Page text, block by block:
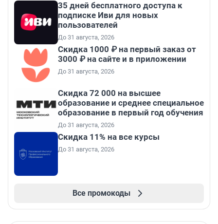
35 дней бесплатного доступа к
подписке Иви для новых
пользователей
До 31 августа, 2026
Скидка 1000 ₽ на первый заказ от
3000 ₽ на сайте и в приложении
До 31 августа, 2026
Скидка 72 000 на высшее
образование и среднее специальное
образование в первый год обучения
До 31 августа, 2026
Скидка 11% на все курсы
До 31 августа, 2026
Все промокоды